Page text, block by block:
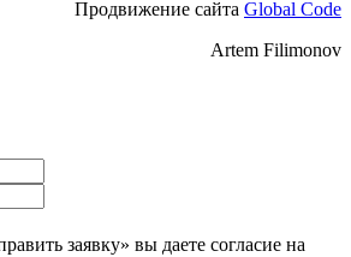
Продвижение сайта Global Code
Artem Filimonov
заявку» вы даете согласие на